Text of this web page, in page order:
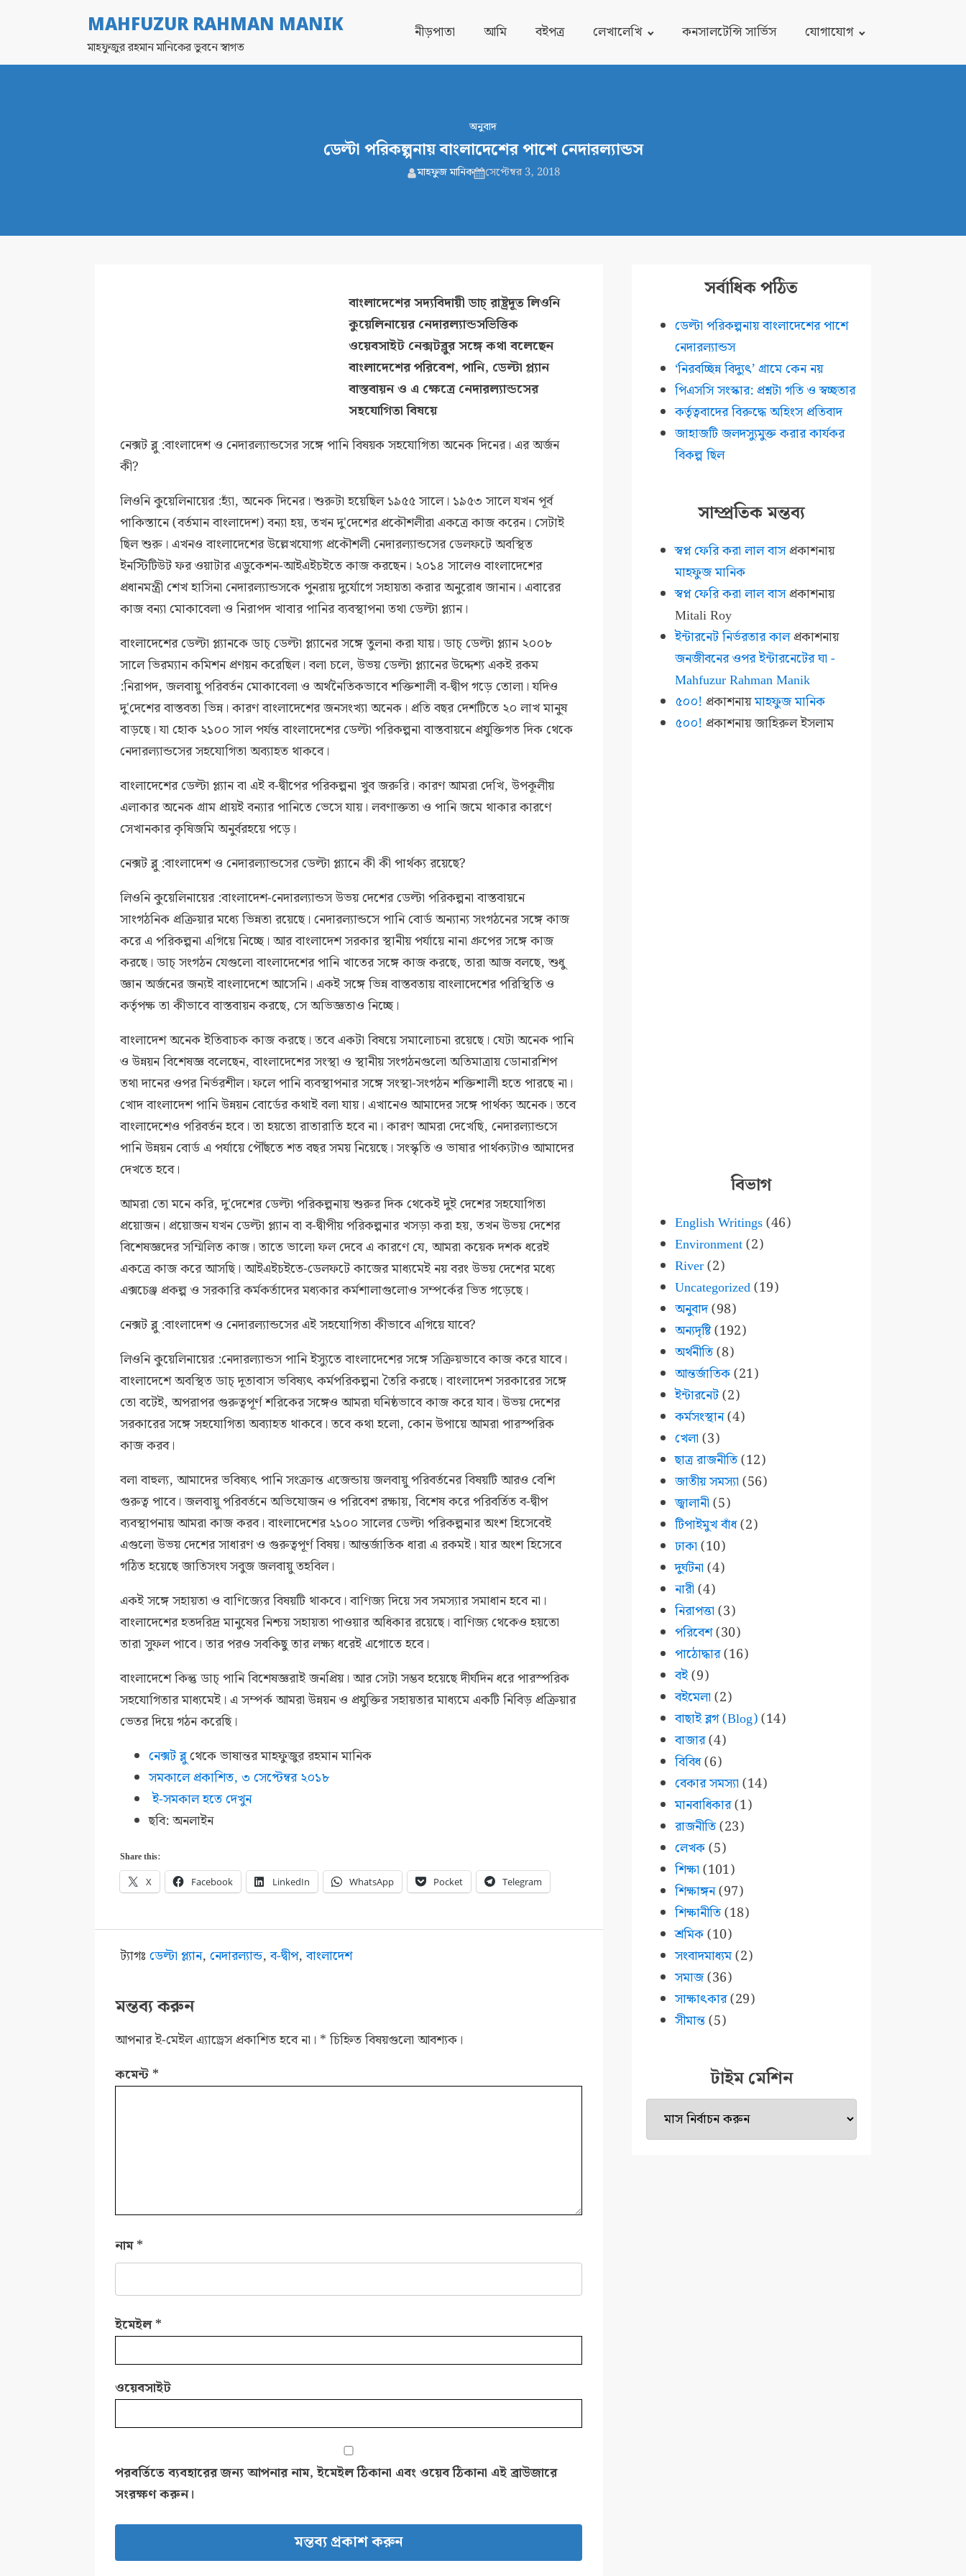
MAHFUZUR RAHMAN MANIK
মাহফুজুর রহমান মানিকের ভুবনে স্বাগত
নীড়পাতা আমি বইপত্র লেখালেখি কনসালটেন্সি সার্ভিস যোগাযোগ
অনুবাদ
ডেল্টা পরিকল্পনায় বাংলাদেশের পাশে নেদারল্যান্ডস
মাহফুজ মানিক সেপ্টেম্বর 3, 2018
বাংলাদেশের সদ্যবিদায়ী ডাচ্ রাষ্ট্রদূত লিওনি
কুয়েলিনায়ের নেদারল্যান্ডসভিত্তিক
ওয়েবসাইট নেক্সটব্লুর সঙ্গে কথা বলেছেন
বাংলাদেশের পরিবেশ, পানি, ডেল্টা প্ল্যান
বাস্তবায়ন ও এ ক্ষেত্রে নেদারল্যান্ডসের
সহযোগিতা বিষয়ে
নেক্সট ব্লু :বাংলাদেশ ও নেদারল্যান্ডসের সঙ্গে পানি বিষয়ক সহযোগিতা অনেক দিনের। এর অর্জন
কী?
লিওনি কুয়েলিনায়ের :হ্যাঁ, অনেক দিনের। শুরুটা হয়েছিল ১৯৫৫ সালে। ১৯৫৩ সালে যখন পূর্ব
পাকিস্তানে (বর্তমান বাংলাদেশ) বন্যা হয়, তখন দু'দেশের প্রকৌশলীরা একত্রে কাজ করেন। সেটাই
ছিল শুরু। এখনও বাংলাদেশের উল্লেখযোগ্য প্রকৌশলী নেদারল্যান্ডসের ডেলফটে অবস্থিত
ইনস্টিটিউট ফর ওয়াটার এডুকেশন-আইএইচইতে কাজ করছেন। ২০১৪ সালেও বাংলাদেশের
প্রধানমন্ত্রী শেখ হাসিনা নেদারল্যান্ডসকে পুনরায় দুর্যোগে সহায়তা করার অনুরোধ জানান। এবারের
কাজ বন্যা মোকাবেলা ও নিরাপদ খাবার পানির ব্যবস্থাপনা তথা ডেল্টা প্ল্যান।
বাংলাদেশের ডেল্টা প্ল্যানকে ডাচ্‌ ডেল্টা প্ল্যানের সঙ্গে তুলনা করা যায়। ডাচ্‌ ডেল্টা প্ল্যান ২০০৮
সালে ভিরম্যান কমিশন প্রণয়ন করেছিল। বলা চলে, উভয় ডেল্টা প্ল্যানের উদ্দেশ্য একই রকম
:নিরাপদ, জলবায়ু পরিবর্তন মোকাবেলা ও অর্থনৈতিকভাবে শক্তিশালী ব-দ্বীপ গড়ে তোলা। যদিও
দু'দেশের বাস্তবতা ভিন্ন। কারণ বাংলাদেশের জনসংখ্যা অনেক। প্রতি বছর দেশটিতে ২০ লাখ মানুষ
বাড়ছে। যা হোক ২১০০ সাল পর্যন্ত বাংলাদেশের ডেল্টা পরিকল্পনা বাস্তবায়নে প্রযুক্তিগত দিক থেকে
নেদারল্যান্ডসের সহযোগিতা অব্যাহত থাকবে।
বাংলাদেশের ডেল্টা প্ল্যান বা এই ব-দ্বীপের পরিকল্পনা খুব জরুরি। কারণ আমরা দেখি, উপকূলীয়
এলাকার অনেক গ্রাম প্রায়ই বন্যার পানিতে ভেসে যায়। লবণাক্ততা ও পানি জমে থাকার কারণে
সেখানকার কৃষিজমি অনুর্বরহয়ে পড়ে।
নেক্সট ব্লু :বাংলাদেশ ও নেদারল্যান্ডসের ডেল্টা প্ল্যানে কী কী পার্থক্য রয়েছে?
লিওনি কুয়েলিনায়ের :বাংলাদেশ-নেদারল্যান্ডস উভয় দেশের ডেল্টা পরিকল্পনা বাস্তবায়নে
সাংগঠনিক প্রক্রিয়ার মধ্যে ভিন্নতা রয়েছে। নেদারল্যান্ডসে পানি বোর্ড অন্যান্য সংগঠনের সঙ্গে কাজ
করে এ পরিকল্পনা এগিয়ে নিচ্ছে। আর বাংলাদেশ সরকার স্থানীয় পর্যায়ে নানা গ্রুপের সঙ্গে কাজ
করছে। ডাচ্‌ সংগঠন যেগুলো বাংলাদেশের পানি খাতের সঙ্গে কাজ করছে, তারা আজ বলছে, শুধু
জ্ঞান অর্জনের জন্যই বাংলাদেশে আসেনি। একই সঙ্গে ভিন্ন বাস্তবতায় বাংলাদেশের পরিস্থিতি ও
কর্তৃপক্ষ তা কীভাবে বাস্তবায়ন করছে, সে অভিজ্ঞতাও নিচ্ছে।
বাংলাদেশ অনেক ইতিবাচক কাজ করছে। তবে একটা বিষয়ে সমালোচনা রয়েছে। যেটা অনেক পানি
ও উন্নয়ন বিশেষজ্ঞ বলেছেন, বাংলাদেশের সংস্থা ও স্থানীয় সংগঠনগুলো অতিমাত্রায় ডোনারশিপ
তথা দানের ওপর নির্ভরশীল। ফলে পানি ব্যবস্থাপনার সঙ্গে সংস্থা-সংগঠন শক্তিশালী হতে পারছে না।
খোদ বাংলাদেশ পানি উন্নয়ন বোর্ডের কথাই বলা যায়। এখানেও আমাদের সঙ্গে পার্থক্য অনেক। তবে
বাংলাদেশেও পরিবর্তন হবে। তা হয়তো রাতারাতি হবে না। কারণ আমরা দেখেছি, নেদারল্যান্ডসে
পানি উন্নয়ন বোর্ড এ পর্যায়ে পৌঁছতে শত বছর সময় নিয়েছে। সংস্কৃতি ও ভাষার পার্থক্যটাও আমাদের
দেখতে হবে।
আমরা তো মনে করি, দু'দেশের ডেল্টা পরিকল্পনায় শুরুর দিক থেকেই দুই দেশের সহযোগিতা
প্রয়োজন। প্রয়োজন যখন ডেল্টা প্ল্যান বা ব-দ্বীপীয় পরিকল্পনার খসড়া করা হয়, তখন উভয় দেশের
বিশেষজ্ঞদের সম্মিলিত কাজ। তাতে ভালো ফল দেবে এ কারণে যে, আমরা কয়েক দশক ধরেই
একত্রে কাজ করে আসছি। আইএইচইতে-ডেলফটে কাজের মাধ্যমেই নয় বরং উভয় দেশের মধ্যে
এক্সচেঞ্জ প্রকল্প ও সরকারি কর্মকর্তাদের মধ্যকার কর্মশালাগুলোও সম্পর্কের ভিত গড়েছে।
নেক্সট ব্লু :বাংলাদেশ ও নেদারল্যান্ডসের এই সহযোগিতা কীভাবে এগিয়ে যাবে?
লিওনি কুয়েলিনায়ের :নেদারল্যান্ডস পানি ইস্যুতে বাংলাদেশের সঙ্গে সক্রিয়ভাবে কাজ করে যাবে।
বাংলাদেশে অবস্থিত ডাচ্‌ দূতাবাস ভবিষ্যৎ কর্মপরিকল্পনা তৈরি করছে। বাংলাদেশ সরকারের সঙ্গে
তো বটেই, অপরাপর গুরুত্বপূর্ণ শরিকের সঙ্গেও আমরা ঘনিষ্ঠভাবে কাজ করে যাব। উভয় দেশের
সরকারের সঙ্গে সহযোগিতা অব্যাহত থাকবে। তবে কথা হলো, কোন উপায়ে আমরা পারস্পরিক
কাজ করব।
বলা বাহুল্য, আমাদের ভবিষ্যৎ পানি সংক্রান্ত এজেন্ডায় জলবায়ু পরিবর্তনের বিষয়টি আরও বেশি
গুরুত্ব পাবে। জলবায়ু পরিবর্তনে অভিযোজন ও পরিবেশ রক্ষায়, বিশেষ করে পরিবর্তিত ব-দ্বীপ
ব্যবস্থাপনায় আমরা কাজ করব। বাংলাদেশের ২১০০ সালের ডেল্টা পরিকল্পনার অংশ হিসেবেই
এগুলো উভয় দেশের সাধারণ ও গুরুত্বপূর্ণ বিষয়। আন্তর্জাতিক ধারা এ রকমই। যার অংশ হিসেবে
গঠিত হয়েছে জাতিসংঘ সবুজ জলবায়ু তহবিল।
একই সঙ্গে সহায়তা ও বাণিজ্যের বিষয়টি থাকবে। বাণিজ্য দিয়ে সব সমস্যার সমাধান হবে না।
বাংলাদেশের হতদরিদ্র মানুষের নিশ্চয় সহায়তা পাওয়ার অধিকার রয়েছে। বাণিজ্য থেকেও হয়তো
তারা সুফল পাবে। তার পরও সবকিছু তার লক্ষ্য ধরেই এগোতে হবে।
বাংলাদেশে কিন্তু ডাচ্‌ পানি বিশেষজ্ঞরাই জনপ্রিয়। আর সেটা সম্ভব হয়েছে দীর্ঘদিন ধরে পারস্পরিক
সহযোগিতার মাধ্যমেই। এ সম্পর্ক আমরা উন্নয়ন ও প্রযুক্তির সহায়তার মাধ্যমে একটি নিবিড় প্রক্রিয়ার
ভেতর দিয়ে গঠন করেছি।
নেক্সট ব্লুথেকে ভাষান্তর মাহফুজুর রহমান মানিক
সমকালে প্রকাশিত,৩ সেপ্টেম্বর ২০১৮
ই-সমকাল হতে দেখুন
ছবি: অনলাইন
Share this:
X Facebook LinkedIn WhatsApp Pocket Telegram
ট্যাগঃডেল্টা প্ল্যান,নেদারল্যান্ড,ব-দ্বীপ,বাংলাদেশ
মন্তব্য করুন
আপনার ই-মেইল এ্যাড্রেস প্রকাশিত হবে না। * চিহ্নিত বিষয়গুলো আবশ্যক।
কমেন্ট *
নাম*
ইমেইল*
ওয়েবসাইট
পরবর্তিতে ব্যবহারের জন্য আপনার নাম, ইমেইল ঠিকানা এবং ওয়েব ঠিকানা এই ব্রাউজারে
সংরক্ষণ করুন।
সর্বাধিক পঠিত
ডেল্টা পরিকল্পনায় বাংলাদেশের পাশে
নেদারল্যান্ডস
‘নিরবচ্ছিন্ন বিদ্যুৎ’ গ্রামে কেন নয়
পিএসসি সংস্কার: প্রশ্নটা গতি ও স্বচ্ছতার
কর্তৃত্ববাদের বিরুদ্ধে অহিংস প্রতিবাদ
জাহাজটি জলদস্যুমুক্ত করার কার্যকর
বিকল্প ছিল
সাম্প্রতিক মন্তব্য
স্বপ্ন ফেরি করা লাল বাসপ্রকাশনায়
মাহফুজ মানিক
স্বপ্ন ফেরি করা লাল বাসপ্রকাশনায়
Mitali Roy
ইন্টারনেট নির্ভরতার কালপ্রকাশনায়
জনজীবনের ওপর ইন্টারনেটের ঘা -
Mahfuzur Rahman Manik
৫০০! প্রকাশনায়মাহফুজ মানিক
৫০০! প্রকাশনায়জাহিরুল ইসলাম
বিভাগ
English Writings(46)
Environment(2)
River(2)
Uncategorized(19)
অনুবাদ(98)
অন্যদৃষ্টি(192)
অর্থনীতি(8)
আন্তর্জাতিক(21)
ইন্টারনেট(2)
কর্মসংস্থান(4)
খেলা (3)
ছাত্র রাজনীতি(12)
জাতীয় সমস্যা (56)
জ্বালানী (5)
টিপাইমুখ বাঁধ(2)
ঢাকা (10)
দুর্ঘটনা (4)
নারী (4)
নিরাপত্তা (3)
পরিবেশ(30)
পাঠোদ্ধার(16)
বই(9)
বইমেলা (2)
বাছাই ব্লগ (Blog)(14)
বাজার(4)
বিবিধ(6)
বেকার সমস্যা (14)
মানবাধিকার(1)
রাজনীতি(23)
লেখক(5)
শিক্ষা (101)
শিক্ষাঙ্গন(97)
শিক্ষানীতি(18)
শ্রমিক(10)
সংবাদমাধ্যম(2)
সমাজ(36)
সাক্ষাৎকার(29)
সীমান্ত(5)
টাইম মেশিন
টাইম
মেশিন